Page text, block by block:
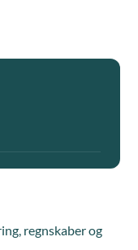
regnskaber og